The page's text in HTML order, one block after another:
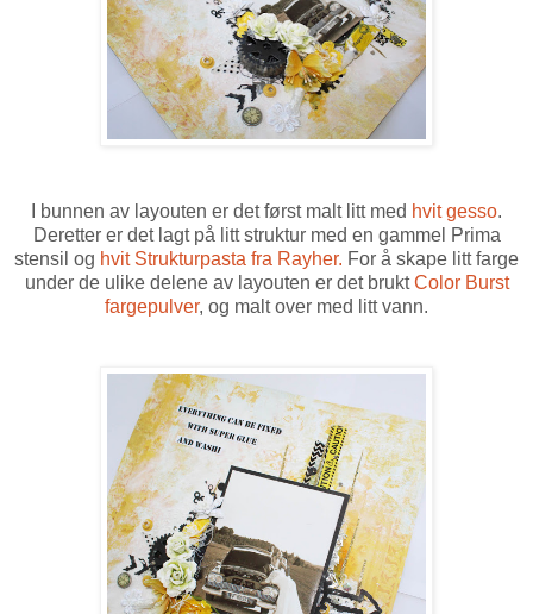
I bunnen av layouten er det først malt litt med hvit gesso.
Deretter er det lagt på litt struktur med en gammel Prima
stensil og hvit Strukturpasta fra Rayher. For å skape litt farge
under de ulike delene av layouten er det bruktColor Burst
fargepulver, og malt over med litt vann.